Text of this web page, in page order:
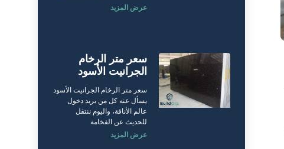
عرض المزيد
سعر متر الرخام
الجرانيت الأسود
سعر متر الرخام الجرانيت الأسود
يسأل عنه كل من يريد دخول
عالم الأناقة، واليوم ننتقل
للحديث عن الفخامة
عرض المزيد